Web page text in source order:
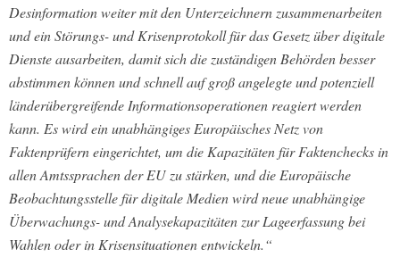
Desinformation weiter mit den Unterzeichnern zusammenarbeiten
und ein Störungs- und Krisenprotokoll für das Gesetz über digitale
Dienste ausarbeiten, damit sich die zuständigen Behörden besser
abstimmen können und schnell auf groß angelegte und potenziell
länderübergreifende Informationsoperationen reagiert werden
kann. Es wird ein unabhängiges Europäisches Netz von
Faktenprüfern eingerichtet, um die Kapazitäten für Faktenchecks in
allen Amtssprachen der EU zu stärken, und die Europäische
Beobachtungsstelle für digitale Medien wird neue unabhängige
Überwachungs- und Analysekapazitäten zur Lageerfassung bei
Wahlen oder in Krisensituationen entwickeln.“